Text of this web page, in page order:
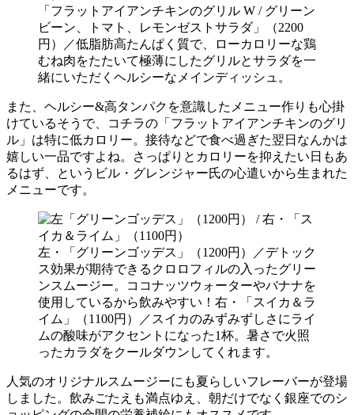
「フラットアイアンチキンのグリル W / グリーン
ビーン、トマト、レモンゼストサラダ」（2200
円）／低脂肪高たんぱく質で、ローカロリーな鶏
むね肉をたたいて極薄にしたグリルとサラダを一
緒にいただくヘルシーなメインディッシュ。
また、ヘルシー&高タンパクを意識したメニュー作りも心掛
けているそうで、コチラの「フラットアイアンチキンのグリ
ル」は特に低カロリー。接待などで食べ過ぎた翌日なんかは
嬉しい一品ですよね。さっぱりとカロリーを抑えたい日もあ
るはず、というビル・グレンジャー氏の心遣いから生まれた
メニューです。
左・「グリーンゴッデス」（1200円）／デトック
ス効果が期待できるクロロフィルの入ったグリー
ンスムージー。ココナッツウォーターやバナナを
使用しているから飲みやすい！右・「スイカ＆ラ
イム」（1100円）／スイカのみずみずしさにライ
ムの酸味がアクセントになった1杯。暑さで火照
ったカラダをクールダウンしてくれます。
人気のオリジナルスムージーにも夏らしいフレーバーが登場
しました。飲みごたえも満点ゆえ、朝だけでなく銀座でのシ